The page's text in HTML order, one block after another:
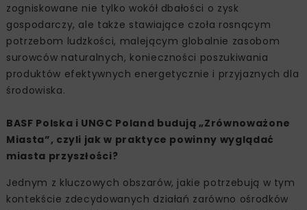
zogniskowane nie tylko wokół dbałości o zysk
gospodarczy, ale także stawiające czoła rosnącym
potrzebom ludzkości, malejącym globalnie zasobom
surowców naturalnych, konieczności poszukiwania
produktów efektywnych energetycznie i przyjaznych dla
środowiska.
BASF Polska i UNGC Poland budują „Zrównoważone
Miasta”, czyli jak w praktyce powinny wyglądać
miasta przyszłości?
Jednym z kluczowych obszarów, jakie potrzebują w tym
kontekście zdecydowanych działań zarówno ośrodków